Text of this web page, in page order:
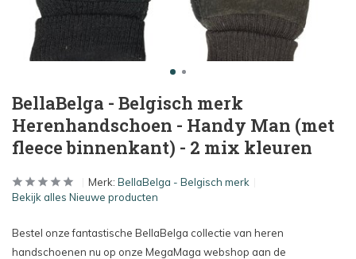
BellaBelga - Belgisch merk
Herenhandschoen - Handy Man (met
fleece binnenkant) - 2 mix kleuren
Merk: BellaBelga - Belgisch merk
Bekijk alles Nieuwe producten
Bestel onze fantastische BellaBelga collectie van heren
handschoenen nu op onze MegaMaga webshop aan de